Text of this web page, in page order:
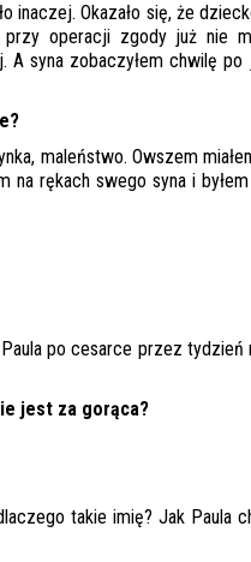
inaczej. Okazało się, że
operacji zgody już nie
A syna zobaczyłem chwilę
maleństwo. Owszem
na rękach swego syna i
po cesarce przez tydzień
jest za gorąca?
takie imię? Jak Paula